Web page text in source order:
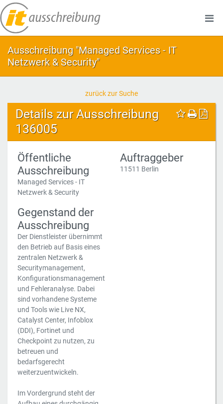
Ausschreibung "Managed Services - IT
Netzwerk & Security"
zurück zur Suche
Details zur Ausschreibung
136005
Öffentliche
Ausschreibung
Managed Services - IT
Netzwerk & Security
Gegenstand der
Ausschreibung
Der Dienstleister übernimmt
den Betrieb auf Basis eines
zentralen Netzwerk &
Securitymanagement,
Konfigurationsmanagement
und Fehleranalyse. Dabei
sind vorhandene Systeme
und Tools wie Live NX,
Catalyst Center, Infoblox
(DDI), Fortinet und
Checkpoint zu nutzen, zu
betreuen und
bedarfsgerecht
weiterzuentwickeln.
Im Vordergrund steht der
Auftraggeber
11511 Berlin